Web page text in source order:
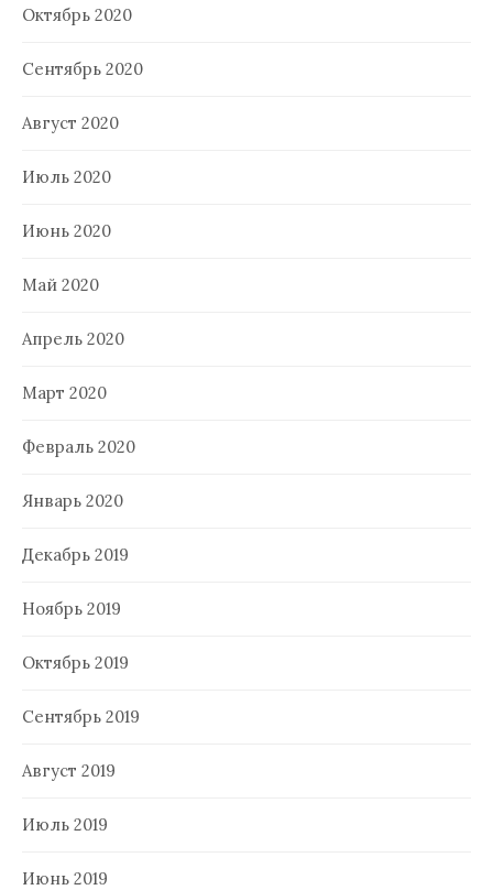
Октябрь 2020
Сентябрь 2020
Август 2020
Июль 2020
Июнь 2020
Май 2020
Апрель 2020
Март 2020
Февраль 2020
Январь 2020
Декабрь 2019
Ноябрь 2019
Октябрь 2019
Сентябрь 2019
Август 2019
Июль 2019
Июнь 2019